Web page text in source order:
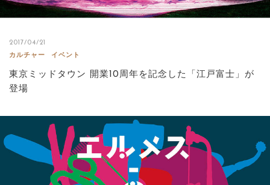
2017/04/21
カルチャー
イベント
東京ミッドタウン 開業10周年を記念した「江戸富士」が
登場